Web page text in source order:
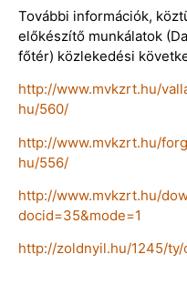
További információk,
előkészítő munkálatok
főtér) közlekedési
http://www.mvkzrt.hu/
hu/560/
http://www.mvkzrt.hu/
hu/556/
http://www.mvkzrt.hu/
docid=35&mode=1
http://zoldnyil.hu/1245/ty/